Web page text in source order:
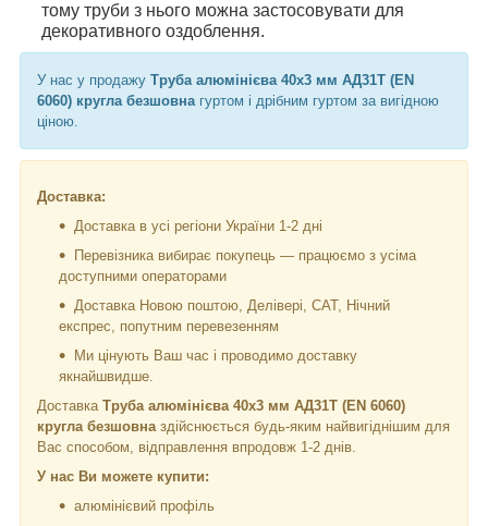
тому труби з нього можна застосовувати для
декоративного оздоблення.
У нас у продажу Труба алюмінієва 40х3 мм АД31Т (EN
6060) кругла безшовна гуртом і дрібним гуртом за вигідною
ціною.
Доставка:
Доставка в усі регіони України 1-2 дні
Перевізника вибирає покупець — працюємо з усіма
доступними операторами
Доставка Новою поштою, Делівері, САТ, Нічний
експрес, попутним перевезенням
Ми цінують Ваш час і проводимо доставку
якнайшвидше.
Доставка Труба алюмінієва 40х3 мм АД31Т (EN 6060)
кругла безшовна здійснюється будь-яким найвигіднішим для
Вас способом, відправлення впродовж 1-2 днів.
У нас Ви можете купити:
алюмінієвий профіль